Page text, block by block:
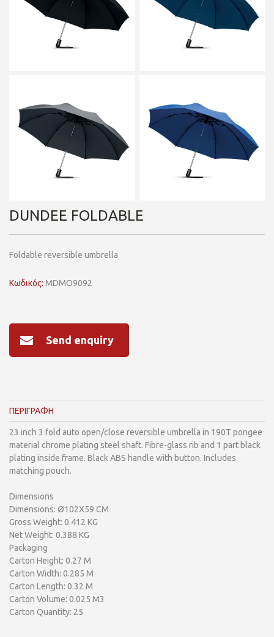
DUNDEE FOLDABLE
Foldable reversible umbrella
Κωδικός: MDMO9092
Send enquiry
ΠΕΡΙΓΡΑΦΗ
23 inch 3 fold auto open/close reversible umbrella in 190T pongee
material chrome plating steel shaft. Fibre-glass rib and 1 part black
plating inside frame. Black ABS handle with button. Includes
matching pouch.
Dimensions
Dimensions: Ø102X59 CM
Gross Weight: 0.412 KG
Net Weight: 0.388 KG
Packaging
Carton Height: 0.27 M
Carton Width: 0.285 M
Carton Length: 0.32 M
Carton Volume: 0.025 M3
Carton Quantity: 25